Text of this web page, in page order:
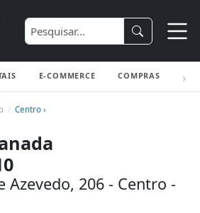
E-COMMERCE COMPRAS
Centro ›
Azevedo, 206 - Centro -